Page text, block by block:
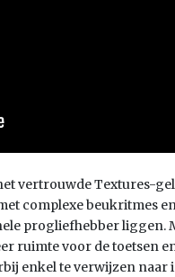
vertrouwde Textures-
complexe beukritmes
progliefhebber liggen.
ruimte voor de toetsen
enkel te verwijzen